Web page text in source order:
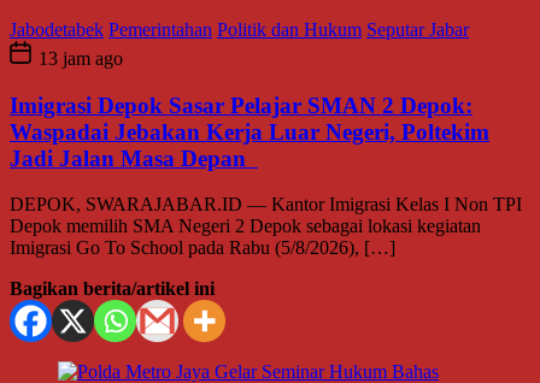
Jabodetabek Pemerintahan Politik dan Hukum Seputar Jabar
13 jam ago
Imigrasi Depok Sasar Pelajar SMAN 2 Depok:
Waspadai Jebakan Kerja Luar Negeri, Poltekim
Jadi Jalan Masa Depan
DEPOK, SWARAJABAR.ID — Kantor Imigrasi Kelas I Non TPI
Depok memilih SMA Negeri 2 Depok sebagai lokasi kegiatan
Imigrasi Go To School pada Rabu (5/8/2026), […]
Bagikan berita/artikel ini